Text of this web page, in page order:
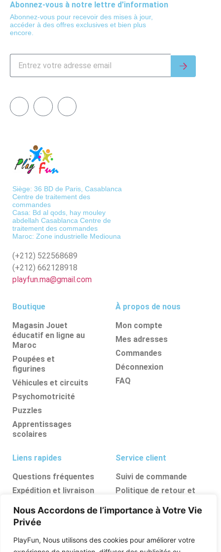
Nous Accordons de l’importance à Votre Vie
Privée
PlayFun, Nous utilisons des cookies pour améliorer votre
Abonnez-vous à notre lettre d'information
Abonnez-vous pour recevoir des mises à jour,
accéder à des offres exclusives et bien plus
encore.
Siège: 36 BD de Paris, Casablanca
Centre de traitement des
commandes
Casa: Bd al qods, hay mouley
abdellah Casablanca Centre de
traitement des commandes
Maroc: Zone industrielle Mediouna
(+212) 522568689
(+212) 662128918
playfun.ma@gmail.com
Boutique
Magasin Jouet
éducatif en ligne au
Maroc
Poupées et
figurines
Véhicules et circuits
Psychomotricité
Puzzles
Apprentissages
scolaires
À propos de nous
Mon compte
Mes adresses
Commandes
Déconnexion
FAQ
Liens rapides
Questions fréquentes
Expédition et livraison
remboursements
Ressources, conseils et
astuces
Service client
Suivi de commande
Politique de retour et
FAQ